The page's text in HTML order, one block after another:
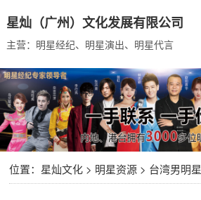
星灿（广州）文化发展有限公司
主营：明星经纪、明星演出、明星代言
位置： 星灿文化> 明星资源> 台湾男明星